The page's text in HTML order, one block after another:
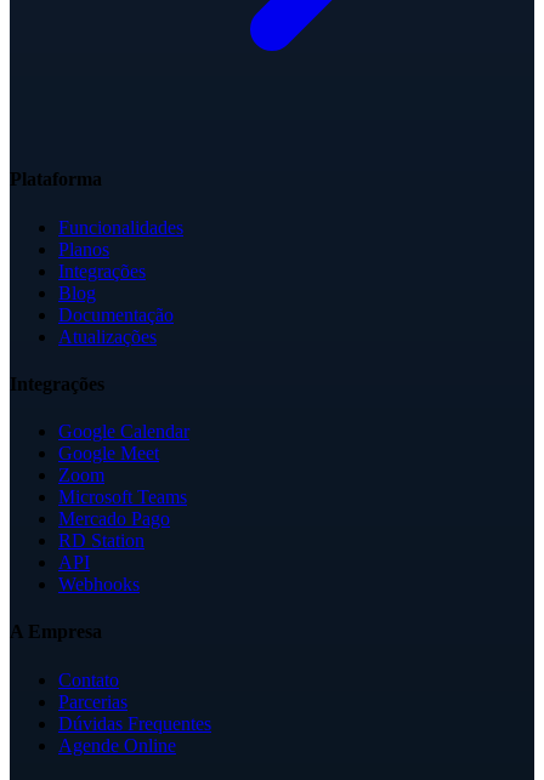
Plataforma
Funcionalidades
Planos
Integrações
Blog
Documentação
Atualizações
Integrações
Google Calendar
Google Meet
Zoom
Microsoft Teams
Mercado Pago
RD Station
API
Webhooks
A Empresa
Contato
Parcerias
Dúvidas Frequentes
Agende Online